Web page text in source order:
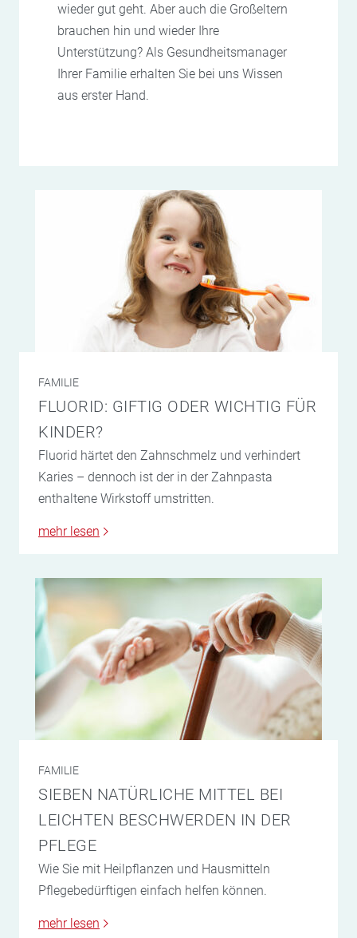
wieder gut geht. Aber auch die Großeltern
brauchen hin und wieder Ihre
Unterstützung? Als Gesundheitsmanager
Ihrer Familie erhalten Sie bei uns Wissen
aus erster Hand.
FAMILIE
FLUORID: GIFTIG ODER WICHTIG FÜR
KINDER?
Fluorid härtet den Zahnschmelz und verhindert
Karies – dennoch ist der in der Zahnpasta
enthaltene Wirkstoff umstritten.
mehr lesen
FAMILIE
SIEBEN NATÜRLICHE MITTEL BEI
LEICHTEN BESCHWERDEN IN DER
PFLEGE
Wie Sie mit Heilpflanzen und Hausmitteln
Pflegebedürftigen einfach helfen können.
mehr lesen